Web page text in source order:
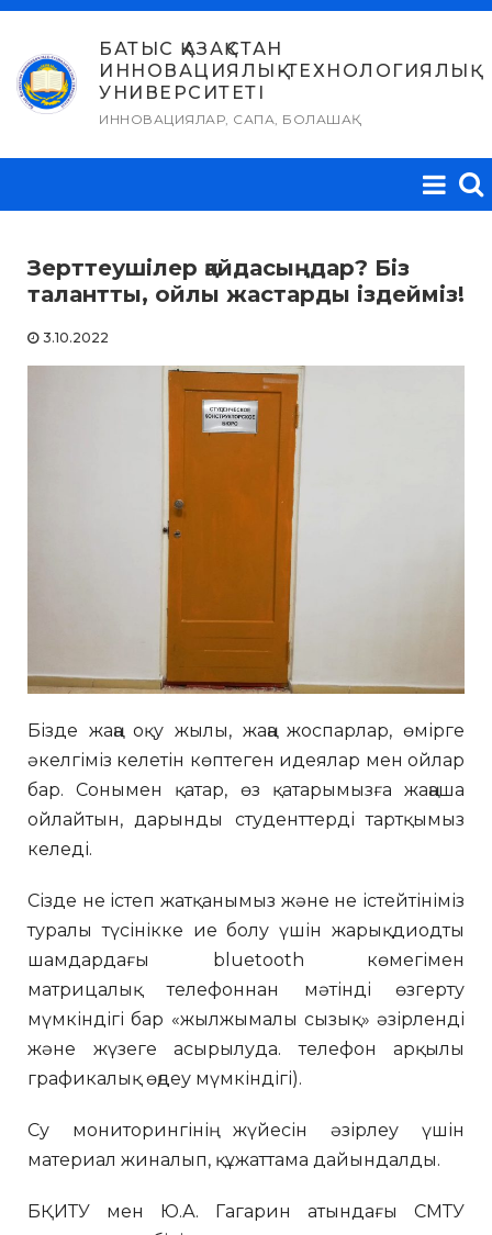
Skip
content
БАТЫС ҚАЗАҚСТАН
ИННОВАЦИЯЛЫҚ-ТЕХНОЛОГИЯЛЫҚ
УНИВЕРСИТЕТІ
ИННОВАЦИЯЛАР, САПА, БОЛАШАҚ
Зерттеушілер қайдасыңдар? Біз
талантты, ойлы жастарды іздейміз!
3.10.2022
Бізде жаңа оқу жылы, жаңа жоспарлар, өмірге
әкелгіміз келетін көптеген идеялар мен ойлар
бар. Сонымен қатар, өз қатарымызға жаңаша
ойлайтын, дарынды студенттерді тартқымыз
келеді.
Сізде не істеп жатқанымыз және не істейтініміз
туралы түсінікке ие болу үшін жарықдиодты
шамдардағы bluetooth көмегімен
матрицалық телефоннан мәтінді өзгерту
мүмкіндігі бар «жылжымалы сызық» әзірленді
және жүзеге асырылуда. телефон арқылы
графикалық өңдеу мүмкіндігі).
Су мониторингінің жүйесін әзірлеу үшін
материал жиналып, құжаттама дайындалды.
БҚИТУ мен Ю.А. Гагарин атындағы СМТУ